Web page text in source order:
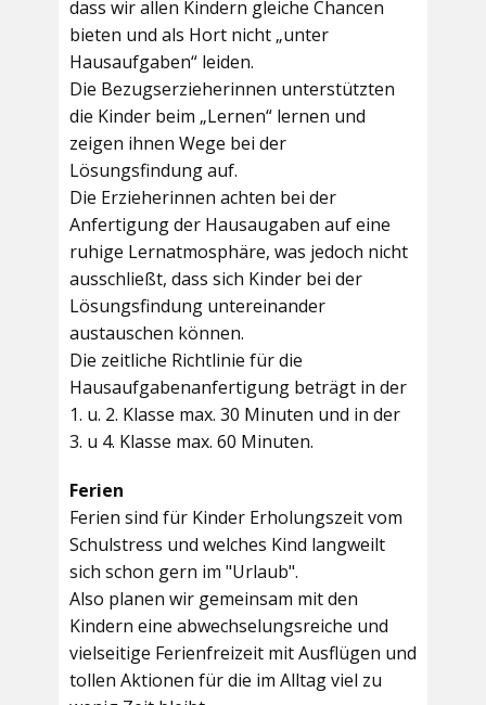
dass wir allen Kindern gleiche Chancen
bieten und als Hort nicht „unter
Hausaufgaben“ leiden.
Die Bezugserzieherinnen unterstützten
die Kinder beim „Lernen“ lernen und
zeigen ihnen Wege bei der
Lösungsfindung auf.
Die Erzieherinnen achten bei der
Anfertigung der Hausaugaben auf eine
ruhige Lernatmosphäre, was jedoch nicht
ausschließt, dass sich Kinder bei der
Lösungsfindung untereinander
austauschen können.
Die zeitliche Richtlinie für die
Hausaufgabenanfertigung beträgt in der
1. u. 2. Klasse max. 30 Minuten und in der
3. u 4. Klasse max. 60 Minuten.
Ferien
Ferien sind für Kinder Erholungszeit vom
Schulstress und welches Kind langweilt
sich schon gern im "Urlaub".
Also planen wir gemeinsam mit den
Kindern eine abwechselungsreiche und
vielseitige Ferienfreizeit mit Ausflügen und
tollen Aktionen für die im Alltag viel zu